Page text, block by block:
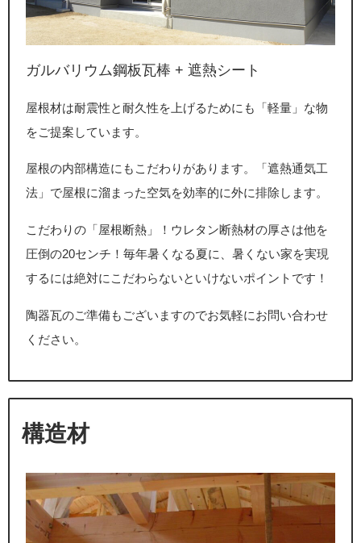
ガルバリウム鋼板瓦棒 + 遮熱シート
屋根材は耐震性と耐久性を上げるためにも「軽量」な物
をご提案しています。
屋根の内部構造にもこだわりがあります。「遮熱通気工
法」で屋根に溜まった空気を効率的に外に排除します。
こだわりの「屋根断熱」！ウレタン断熱材の厚さは他を
圧倒の20センチ！毎年暑くなる夏に、暑くない家を実現
するには絶対にこだわらないといけないポイントです！
陶器瓦のご準備もございますのでお気軽にお問い合わせ
ください。
構造材